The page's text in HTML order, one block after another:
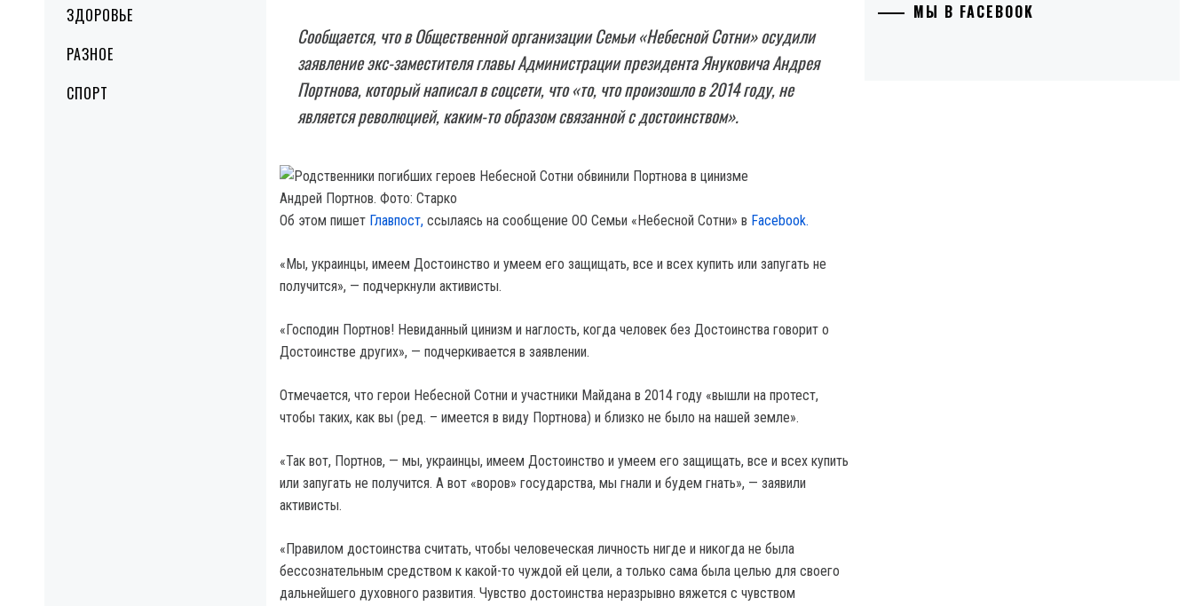
ЗДОРОВЬЕ
РАЗНОЕ
СПОРТ
Сообщается, что в Общественной организации Семьи «Небесной Сотни» осудили
заявление экс-заместителя главы Администрации президента Януковича Андрея
Портнова, который написал в соцсети, что «то, что произошло в 2014 году, не
является революцией, каким-то образом связанной с достоинством».
Андрей Портнов. Фото: Старко
Об этом пишет Главпост, ссылаясь на сообщение ОО Семьи «Небесной Сотни» в Facebook.
«Мы, украинцы, имеем Достоинство и умеем его защищать, все и всех купить или запугать не
получится», — подчеркнули активисты.
«Господин Портнов! Невиданный цинизм и наглость, когда человек без Достоинства говорит о
Достоинстве других», — подчеркивается в заявлении.
Отмечается, что герои Небесной Сотни и участники Майдана в 2014 году «вышли на протест,
чтобы таких, как вы (ред. – имеется в виду Портнова) и близко не было на нашей земле».
«Так вот, Портнов, — мы, украинцы, имеем Достоинство и умеем его защищать, все и всех купить
или запугать не получится. А вот «воров» государства, мы гнали и будем гнать», — заявили
активисты.
«Правилом достоинства считать, чтобы человеческая личность нигде и никогда не была
бессознательным средством к какой-то чуждой ей цели, а только сама была целью для своего
дальнейшего духовного развития. Чувство достоинства неразрывно вяжется с чувством
МЫ В FACEBOOK